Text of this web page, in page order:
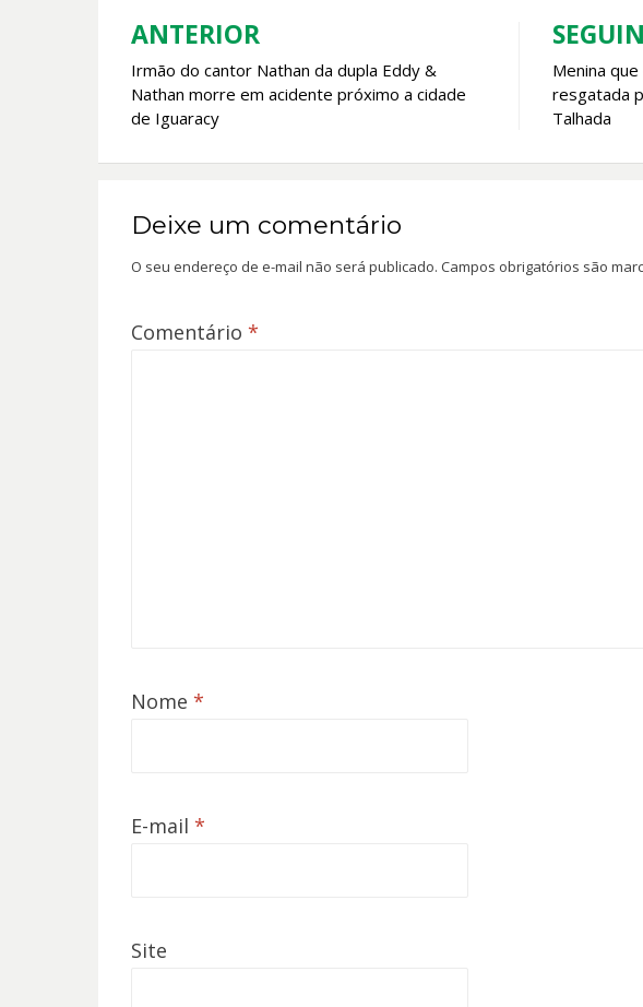
Navegação
de
Post
ANTERIOR
Irmão do cantor Nathan da dupla Eddy &
Nathan morre em acidente próximo a cidade
de Iguaracy
Menina
resgatada
Talhada
Deixe um comentário
O seu endereço de e-mail não será publicado. Campos obrigatórios são
Comentário *
Nome *
E-mail *
Site